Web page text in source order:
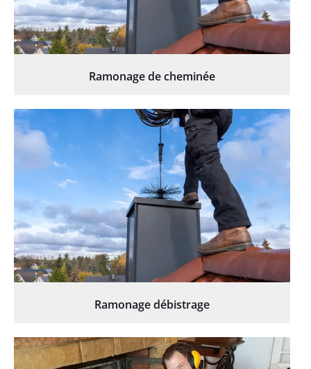
Ramonage de cheminée
Ramonage débistrage